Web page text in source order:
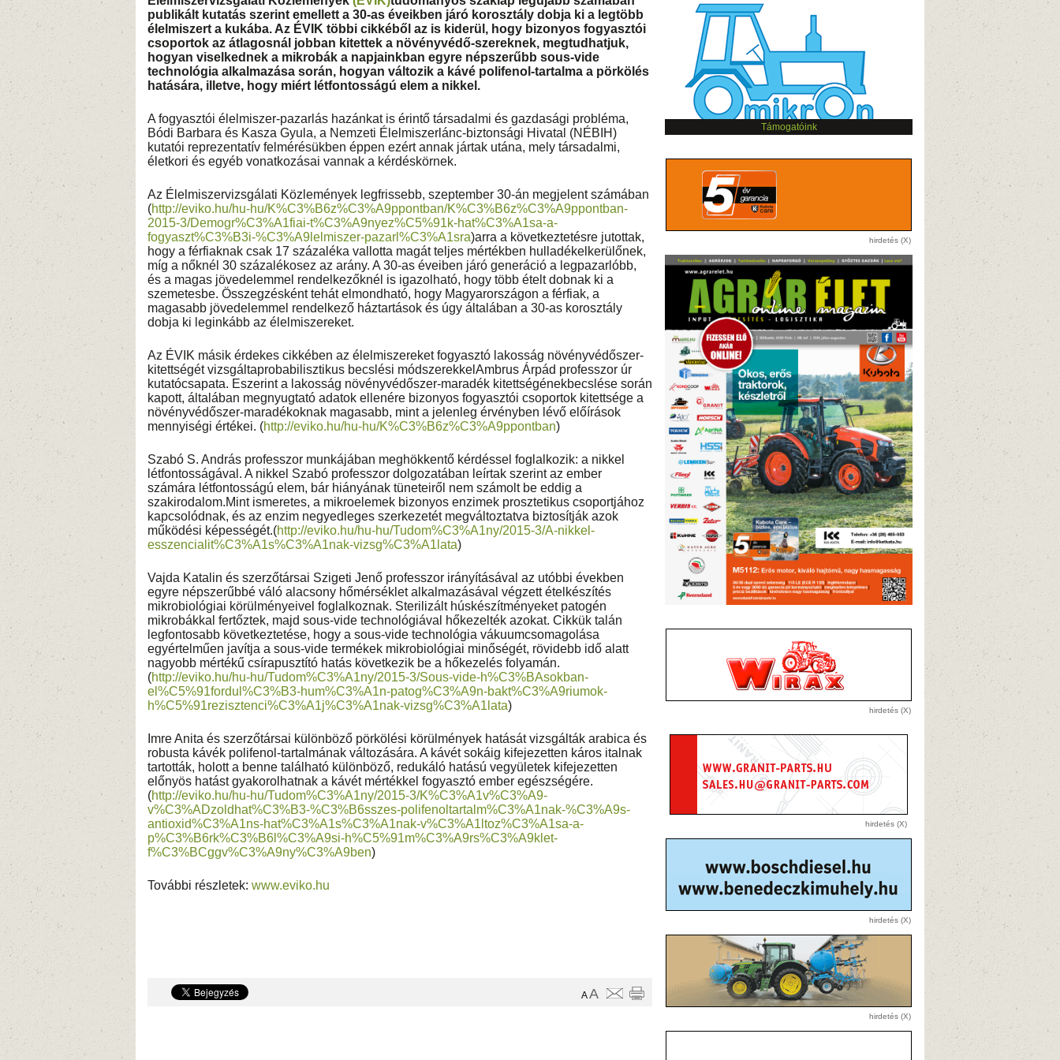
publikált kutatás szerint emellett a 30-as éveikben járó korosztály dobja ki a legtöbb
élelmiszert a kukába. Az ÉVIK többi cikkéből az is kiderül, hogy bizonyos fogyasztói
csoportok az átlagosnál jobban kitettek a növényvédő-szereknek, megtudhatjuk,
hogyan viselkednek a mikrobák a napjainkban egyre népszerűbb sous-vide
technológia alkalmazása során, hogyan változik a kávé polifenol-tartalma a pörkölés
hatására, illetve, hogy miért létfontosságú elem a nikkel.
A fogyasztói élelmiszer-pazarlás hazánkat is érintő társadalmi és gazdasági probléma,
Bódi Barbara és Kasza Gyula, a Nemzeti Élelmiszerlánc-biztonsági Hivatal (NÉBIH)
kutatói reprezentatív felmérésükben éppen ezért annak jártak utána, mely társadalmi,
életkori és egyéb vonatkozásai vannak a kérdéskörnek.
Az Élelmiszervizsgálati Közlemények legfrissebb, szeptember 30-án megjelent számában
(http://eviko.hu/hu-hu/K%C3%B6z%C3%A9ppontban/K%C3%B6z%C3%A9ppontban-
2015-3/Demogr%C3%A1fiai-t%C3%A9nyez%C5%91k-hat%C3%A1sa-a-
fogyaszt%C3%B3i-%C3%A9lelmiszer-pazarl%C3%A1sra)arra a következtetésre jutottak,
hogy a férfiaknak csak 17 százaléka vallotta magát teljes mértékben hulladékelkerülőnek,
míg a nőknél 30 százalékosez az arány. A 30-as éveiben járó generáció a legpazarlóbb,
és a magas jövedelemmel rendelkezőknél is igazolható, hogy több ételt dobnak ki a
szemetesbe. Összegzésként tehát elmondható, hogy Magyarországon a férfiak, a
magasabb jövedelemmel rendelkező háztartások és úgy általában a 30-as korosztály
dobja ki leginkább az élelmiszereket.
Az ÉVIK másik érdekes cikkében az élelmiszereket fogyasztó lakosság növényvédőszer-
kitettségét vizsgáltaprobabilisztikus becslési módszerekkelAmbrus Árpád professzor úr
kutatócsapata. Eszerint a lakosság növényvédőszer-maradék kitettségénekbecslése során
kapott, általában megnyugtató adatok ellenére bizonyos fogyasztói csoportok kitettsége a
növényvédőszer-maradékoknak magasabb, mint a jelenleg érvényben lévő előírások
mennyiségi értékei. (http://eviko.hu/hu-hu/K%C3%B6z%C3%A9ppontban)
Szabó S. András professzor munkájában meghökkentő kérdéssel foglalkozik: a nikkel
létfontosságával. A nikkel Szabó professzor dolgozatában leírtak szerint az ember
számára létfontosságú elem, bár hiányának tüneteiről nem számolt be eddig a
szakirodalom.Mint ismeretes, a mikroelemek bizonyos enzimek prosztetikus csoportjához
kapcsolódnak, és az enzim negyedleges szerkezetét megváltoztatva biztosítják azok
működési képességét.(http://eviko.hu/hu-hu/Tudom%C3%A1ny/2015-3/A-nikkel-
esszencialit%C3%A1s%C3%A1nak-vizsg%C3%A1lata)
Vajda Katalin és szerzőtársai Szigeti Jenő professzor irányításával az utóbbi években
egyre népszerűbbé váló alacsony hőmérséklet alkalmazásával végzett ételkészítés
mikrobiológiai körülményeivel foglalkoznak. Sterilizált húskészítményeket patogén
mikrobákkal fertőztek, majd sous-vide technológiával hőkezelték azokat. Cikkük talán
legfontosabb következtetése, hogy a sous-vide technológia vákuumcsomagolása
egyértelműen javítja a sous-vide termékek mikrobiológiai minőségét, rövidebb idő alatt
nagyobb mértékű csírapusztító hatás következik be a hőkezelés folyamán.
(http://eviko.hu/hu-hu/Tudom%C3%A1ny/2015-3/Sous-vide-h%C3%BAsokban-
el%C5%91fordul%C3%B3-hum%C3%A1n-patog%C3%A9n-bakt%C3%A9riumok-
h%C5%91rezisztenci%C3%A1j%C3%A1nak-vizsg%C3%A1lata)
Imre Anita és szerzőtársai különböző pörkölési körülmények hatását vizsgálták arabica és
robusta kávék polifenol-tartalmának változására. A kávét sokáig kifejezetten káros italnak
tartották, holott a benne található különböző, redukáló hatású vegyületek kifejezetten
előnyös hatást gyakorolhatnak a kávét mértékkel fogyasztó ember egészségére.
(http://eviko.hu/hu-hu/Tudom%C3%A1ny/2015-3/K%C3%A1v%C3%A9-
v%C3%ADzoldhat%C3%B3-%C3%B6sszes-polifenoltartalm%C3%A1nak-%C3%A9s-
antioxid%C3%A1ns-hat%C3%A1s%C3%A1nak-v%C3%A1ltoz%C3%A1sa-a-
p%C3%B6rk%C3%B6l%C3%A9si-h%C5%91m%C3%A9rs%C3%A9klet-
f%C3%BCggv%C3%A9ny%C3%A9ben)
További részletek: www.eviko.hu
A A